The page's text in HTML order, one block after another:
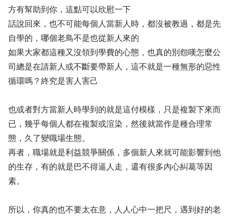
方有幫助到你，這點可以欣慰一下
話說回來，也不可能每個人當新人時，都沒被教過，都是先
自學的，哪個老鳥不是也從新人來的
如果大家都這種又沒領到學費的心態，也真的別怨嘆怎麼公
司總是在請新人或不斷要帶新人，這不就是一種無形的惡性
循環嗎？終究是害人害己
也或者對方當新人時學到的就是這付模樣，只是複製下來而
已，幾乎每個人都在複製或渲染，然後就當作是種合理常
態，久了變職場生態。
再者，職場就是利益競爭關係，多個新人來就可能影響到他
的生存，有的就是巴不得逼人走，還有很多內心糾葛等因
素。
所以，你真的也不要太在意，人人心中一把尺，遇到好的老